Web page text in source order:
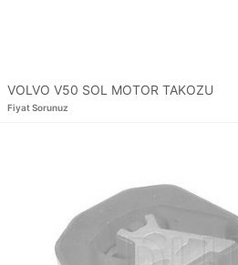
VOLVO V50 SOL MOTOR TAKOZU
Fiyat Sorunuz